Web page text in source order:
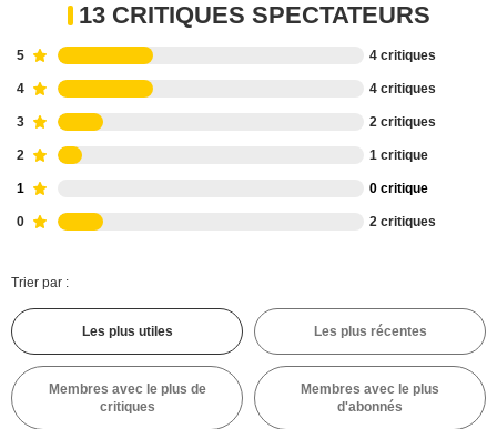
13 CRITIQUES SPECTATEURS
5 4 critiques
4 4 critiques
3 2 critiques
2 1 critique
1 0 critique
0 2 critiques
Trier par :
Les plus utiles Les plus récentes
Membres avec le plus de
critiques
Membres avec le plus
d'abonnés